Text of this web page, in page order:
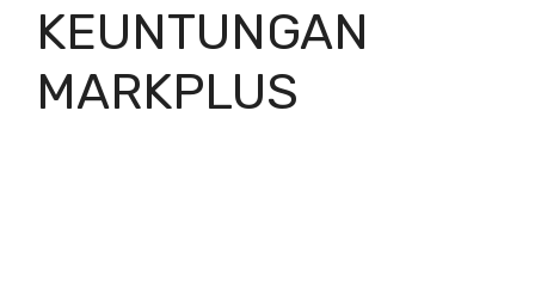
KEUNTUNGAN
MARKPLUS